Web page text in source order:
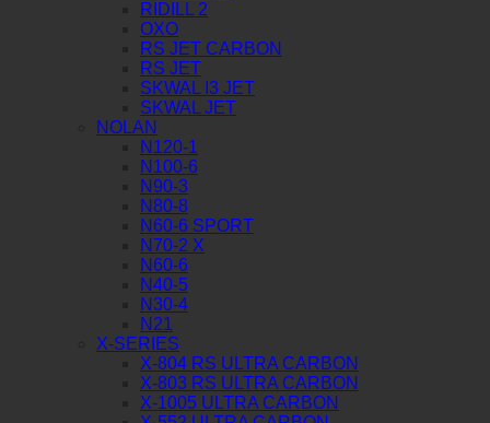
RIDILL 2
OXO
RS JET CARBON
RS JET
SKWAL I3 JET
SKWAL JET
NOLAN
N120-1
N100-6
N90-3
N80-8
N60-6 SPORT
N70-2 X
N60-6
N40-5
N30-4
N21
X-SERIES
X-804 RS ULTRA CARBON
X-803 RS ULTRA CARBON
X-1005 ULTRA CARBON